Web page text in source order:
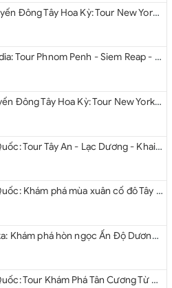
Du Lịch Liên Tuyến Đông Tây Hoa Kỳ: Tour New York - Boston - New Hampshire - Artist’s Bluff - Echo Lake Kancamagus Highway - White Mountains - Albany - Buffalo - Niagara Falls Corning - Washington Dc - Las Vegas - Red Rock Canyon - Los Angeles - San Diego Từ Hà Nội 2026
Du lịch Cambodia: Tour Phnom Penh - Siem Reap - Phnom Penh
Du lịch Liên Tuyến Đông Tây Hoa Kỳ: Tour New York - Philadelphia - Delaware - Washington D.C - Las Vegas - Red rock Canyon - Little Saigon - Santa Monica - Los Angeles - San Diego từ Hà Nội 2026
Du lịch Trung Quốc: Tour Tây An - Lạc Dương - Khai Phong từ Hà Nội 2026
Du lịch Trung Quốc: Khám phá mùa xuân cố đô Tây An từ Hà Nội 2026
Du lịch Sri Lanka: Khám phá hòn ngọc Ấn Độ Dương 2026
Du lịch Trung Quốc: Tour Khám Phá Tân Cương Từ Hà Nội 2026